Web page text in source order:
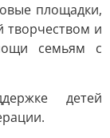
площадки,
творчеством и
семьям с
детей